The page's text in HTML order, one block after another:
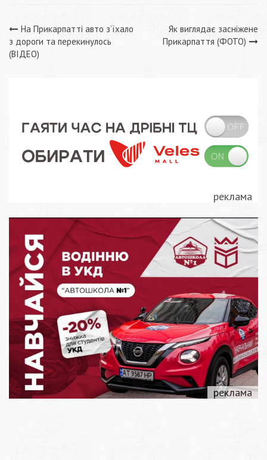
Навігація
записів
На Прикарпатті авто з’їхало
з дороги та перекинулось
(ВІДЕО)
Як виглядає засніжене
Прикарпаття (ФОТО)